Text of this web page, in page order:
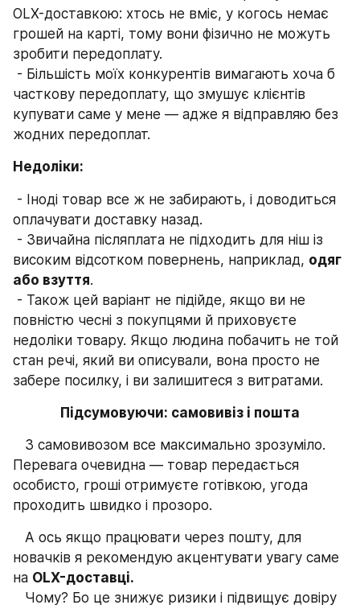
OLX-доставкою: хтось не вміє, у когось немає
грошей на карті, тому вони фізично не можуть
зробити передоплату.
часткову передоплату, що змушує клієнтів
купувати саме у мене — адже я відправляю без
жодних передоплат.
Недоліки:
оплачувати доставку назад.
високим відсотком повернень, наприклад, одяг
або взуття.
повністю чесні з покупцями й приховуєте
недоліки товару. Якщо людина побачить не той
стан речі, який ви описували, вона просто не
забере посилку, і ви залишитеся з витратами.
Підсумовуючи: самовивіз і пошта
Перевага очевидна — товар передається
особисто, гроші отримуєте готівкою, угода
проходить швидко і прозоро.
новачків я рекомендую акцентувати увагу саме
на OLX-доставці.